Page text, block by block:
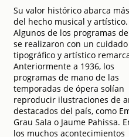
Su valor histórico abarca
del hecho musical y artístico.
Algunos de los programas
se realizaron con un cuidado
tipográfico y artístico
Anteriormente a 1936, los
programas de mano de las
temporadas de ópera solían
reproducir ilustraciones de
destacados del país, como
Grau Sala o Jaume Pahissa.
los muchos acontecimientos